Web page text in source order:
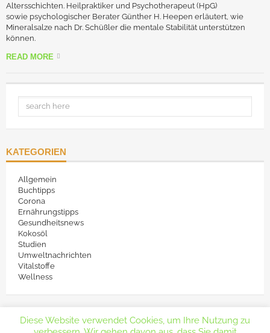
Altersschichten. Heilpraktiker und Psychotherapeut (HpG)
sowie psychologischer Berater Günther H. Heepen erläutert, wie
Mineralsalze nach Dr. Schüßler die mentale Stabilität unterstützen
können.
READ MORE
KATEGORIEN
Allgemein
Buchtipps
Corona
Ernährungstipps
Gesundheitsnews
Kokosöl
Studien
Umweltnachrichten
Vitalstoffe
Wellness
Diese Website verwendet Cookies, um Ihre Nutzung zu